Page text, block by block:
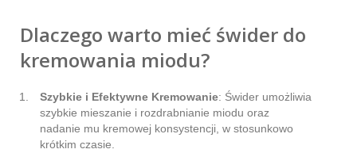
Dlaczego warto mieć świder do
kremowania miodu?
Szybkie i Efektywne Kremowanie: Świder umożliwia
szybkie mieszanie i rozdrabnianie miodu oraz
nadanie mu kremowej konsystencji, w stosunkowo
krótkim czasie.